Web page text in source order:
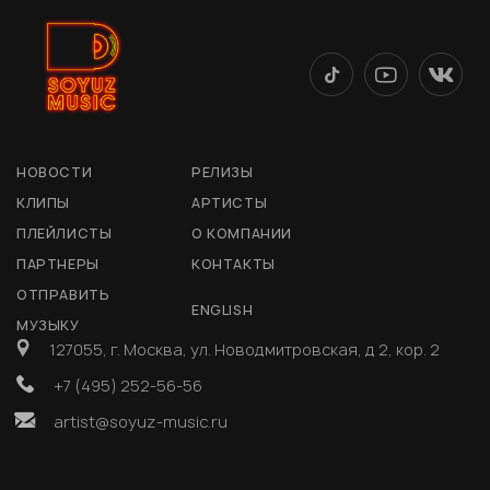
НОВОСТИ
РЕЛИЗЫ
КЛИПЫ
АРТИСТЫ
ПЛЕЙЛИСТЫ
О КОМПАНИИ
ПАРТНЕРЫ
КОНТАКТЫ
ОТПРАВИТЬ
МУЗЫКУ
ENGLISH
127055, г. Москва, ул. Новодмитровская, д 2, кор. 2
+7 (495) 252-56-56
artist@soyuz-music.ru